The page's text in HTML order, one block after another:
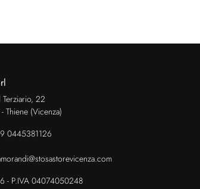
22
Thiene (Vicenza)
0445381126
- P.IVA 04074050248